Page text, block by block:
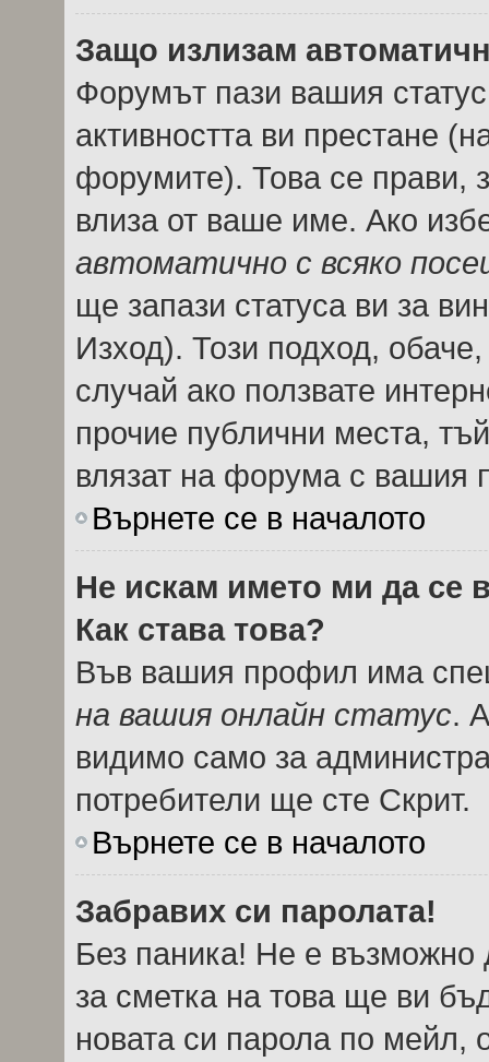
Защо излизам
Форумът пази вашия
активността ви престане
форумите). Това се прави,
влиза от ваше име. Ако
автоматично с всяко
ще запази статуса ви за
Изход). Този подход,
случай ако ползвате
прочие публични места,
влязат на форума с вашия
Върнете се в началото
Не искам името ми да се
Как става това?
Във вашия профил има
на вашия онлайн статус.
видимо само за
потребители ще сте Скрит.
Върнете се в началото
Забравих си паролата!
Без паника! Не е възможно
за сметка на това ще ви
новата си парола по мейл,